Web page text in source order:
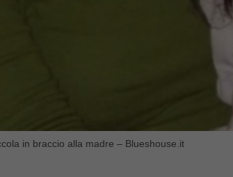
in braccio alla madre – Blueshouse.it